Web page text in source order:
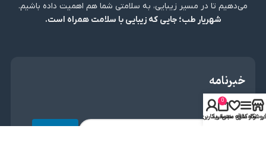
می‌دهیم تا در مسیر زیبایی، به سلامتی شما هم اهمیت داده باشیم.
شهریار طب؛ جایی که زیبایی با سلامت همراه است.
خبرنامه
فروشگاهنوار کناری
علاقه مندی
0
سبد خرید
حساب کاربری من